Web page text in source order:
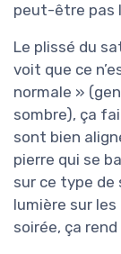
peut-être pas
Le plissé du
voit que ce
normale »
sombre), ça
sont bien
pierre qui se
sur ce type de
lumière sur
soirée, ça